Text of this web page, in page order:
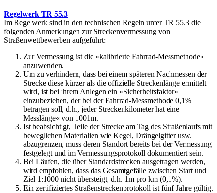
Regelwerk TR 55.3
Im Regelwerk sind in den technischen Regeln unter TR 55.3 die
folgenden Anmerkungen zur Streckenvermessung von
Straßenwettbewerben aufgeführt:
Zur Vermessung ist die »kalibrierte Fahrrad-Messmethode«
anzuwenden.
Um zu verhindern, dass bei einem späteren Nachmessen der
Strecke diese kürzer als die offizielle Streckenlänge ermittelt
wird, ist bei ihrem Anlegen ein »Sicherheitsfaktor«
einzubeziehen, der bei der Fahrrad-Messmethode 0,1%
betragen soll, d.h., jeder Streckenkilometer hat eine
Messlänge« von 1001m.
Ist beabsichtigt, Teile der Strecke am Tag des Straßenlaufs mit
beweglichen Materialien wie Kegel, Drängelgitter usw.
abzugrenzen, muss deren Standort bereits bei der Vermessung
festgelegt und im Vermessungsprotokoll dokumentiert sein.
Bei Läufen, die über Standardstrecken ausgetragen werden,
wird empfohlen, dass das Gesamtgefälle zwischen Start und
Ziel 1:1000 nicht übersteigt, d.h. 1m pro km (0,1%).
Ein zertifiziertes Straßenstreckenprotokoll ist fünf Jahre gültig.